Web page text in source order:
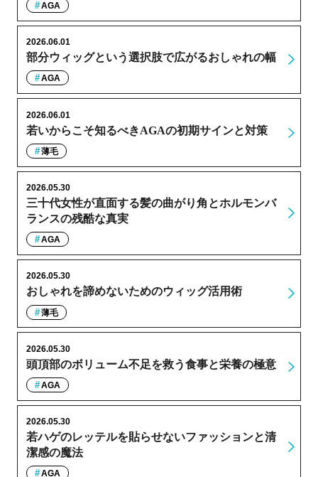
AGA
部分ウィッグという選択肢で広がるおしゃれの幅
2026.06.01
AGA
若いからこそ知るべきAGAの初期サインと対策
2026.06.01
薄毛
三十代女性が直面する髪の曲がり角とホルモンバ
ランスの残酷な真実
2026.05.30
AGA
おしゃれを諦めないためのウィッグ活用術
2026.05.30
薄毛
頭頂部のボリューム不足を救う食事と栄養の極意
2026.05.30
AGA
若ハゲのレッテルを貼らせないファッションと清
潔感の魔法
2026.05.30
AGA